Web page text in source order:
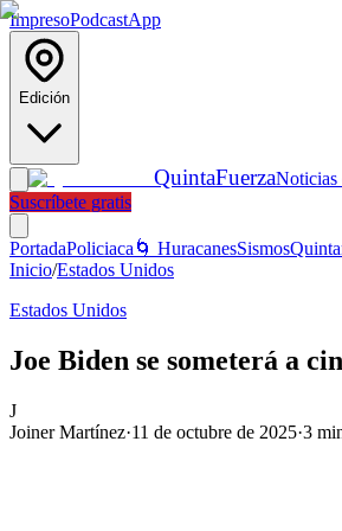
ImpresoPodcastApp
Edición
QuintaFuerzaNoticias
Suscríbete gratis
PortadaPoliciaca 🌀 HuracanesSismos
Inicio/Estados Unidos
Estados Unidos
Joe Biden se someterá a
J
Joiner Martínez·11 de octubre de 2025·3